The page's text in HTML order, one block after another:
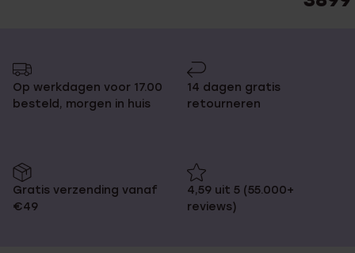
Op werkdagen voor 17.00
besteld, morgen in huis
14 dagen gratis
retourneren
Gratis verzending vanaf
€49
4,59 uit 5 (55.000+
reviews)